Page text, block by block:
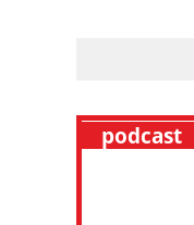
podcast